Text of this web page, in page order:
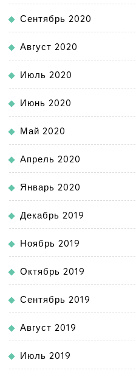
Сентябрь 2020
Август 2020
Июль 2020
Июнь 2020
Май 2020
Апрель 2020
Январь 2020
Декабрь 2019
Ноябрь 2019
Октябрь 2019
Сентябрь 2019
Август 2019
Июль 2019